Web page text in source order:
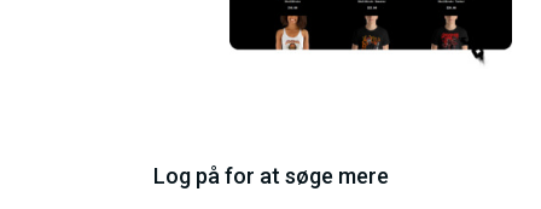
Log på for at søge mere